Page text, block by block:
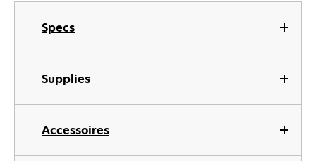
Specs
Supplies
Accessoires